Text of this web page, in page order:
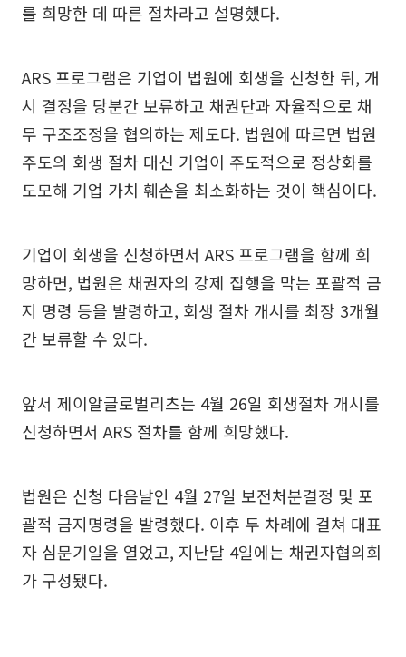
를 희망한 데 따른 절차라고 설명했다.
ARS 프로그램은 기업이 법원에 회생을 신청한 뒤, 개
시 결정을 당분간 보류하고 채권단과 자율적으로 채
무 구조조정을 협의하는 제도다. 법원에 따르면 법원
주도의 회생 절차 대신 기업이 주도적으로 정상화를
도모해 기업 가치 훼손을 최소화하는 것이 핵심이다.
기업이 회생을 신청하면서 ARS 프로그램을 함께 희
망하면, 법원은 채권자의 강제 집행을 막는 포괄적 금
지 명령 등을 발령하고, 회생 절차 개시를 최장 3개월
간 보류할 수 있다.
앞서 제이알글로벌리츠는 4월 26일 회생절차 개시를
신청하면서 ARS 절차를 함께 희망했다.
법원은 신청 다음날인 4월 27일 보전처분결정 및 포
괄적 금지명령을 발령했다. 이후 두 차례에 걸쳐 대표
자 심문기일을 열었고, 지난달 4일에는 채권자협의회
가 구성됐다.